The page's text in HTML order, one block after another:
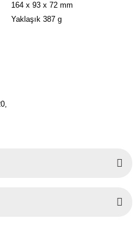
164 x 93 x 72 mm
Yaklaşık 387 g
siz yapın!